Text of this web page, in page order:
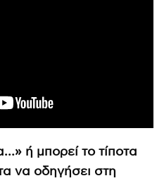
ή μπορεί το τίποτα
να οδηγήσει στη